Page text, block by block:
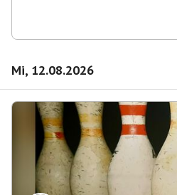
Mi, 12.08.2026